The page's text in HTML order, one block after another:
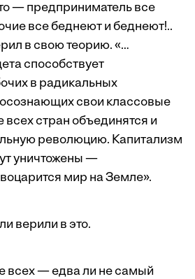
— предприниматель все
все беднеют и беднеют!..
в свою теорию. «…
способствует
в радикальных
свои классовые
стран объединятся и
революцию. Капитализм
уничтожены —
воцарится мир на Земле».
верили в это.
всех — едва ли не самый